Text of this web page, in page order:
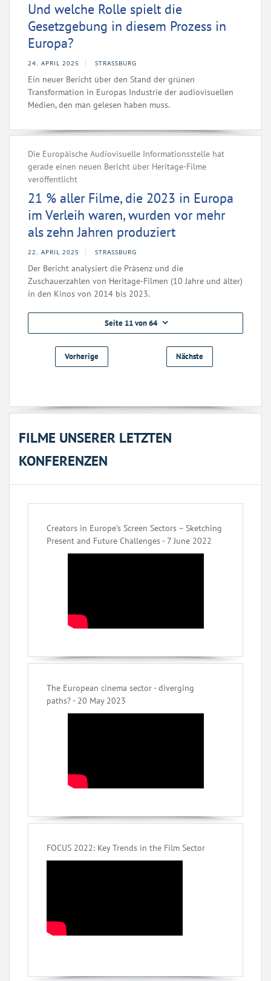
Und welche Rolle spielt die
Gesetzgebung in diesem Prozess in
Europa?
24. APRIL 2025 STRASSBURG
Ein neuer Bericht über den Stand der grünen
Transformation in Europas Industrie der audiovisuellen
Medien, den man gelesen haben muss.
Die Europäische Audiovisuelle Informationsstelle hat
gerade einen neuen Bericht über Heritage-Filme
veröffentlicht
21 % aller Filme, die 2023 in Europa
im Verleih waren, wurden vor mehr
als zehn Jahren produziert
22. APRIL 2025 STRASSBURG
Der Bericht analysiert die Präsenz und die
Zuschauerzahlen von Heritage-Filmen (10 Jahre und älter)
in den Kinos von 2014 bis 2023.
Seite 11 von 64
Vorherige Nächste
FILME UNSERER LETZTEN
KONFERENZEN
Creators in Europe’s Screen Sectors – Sketching
Present and Future Challenges - 7 June 2022
The European cinema sector - diverging
paths? - 20 May 2023
FOCUS 2022: Key Trends in the Film Sector